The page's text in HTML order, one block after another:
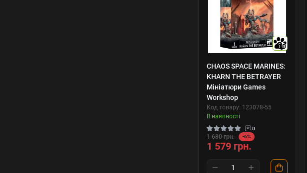
10
CHAOS SPACE MARINES:
KHARN THE BETRAYER
Мініатюри Games
Workshop
Код товару: 123078-55
В наявності
0
1 680 грн. -6%
1 579 грн.